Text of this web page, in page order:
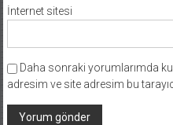
İnternet sitesi
Daha sonraki yorumlarımda
adresim ve site adresim bu